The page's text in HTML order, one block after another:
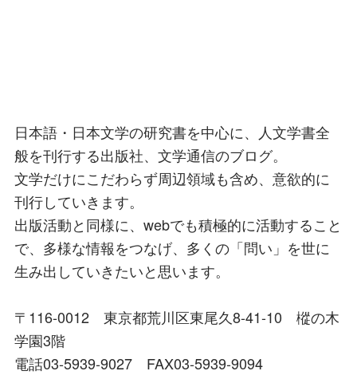
日本語・日本文学の研究書を中心に、人文学書全
般を刊行する出版社、文学通信のブログ。
文学だけにこだわらず周辺領域も含め、意欲的に
刊行していきます。
出版活動と同様に、webでも積極的に活動すること
で、多様な情報をつなげ、多くの「問い」を世に
生み出していきたいと思います。
〒116-0012 東京都荒川区東尾久8-41-10 樅の木
学園3階
電話03-5939-9027 FAX03-5939-9094